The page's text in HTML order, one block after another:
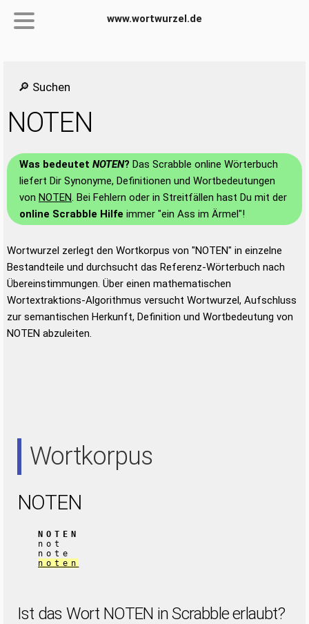
www.wortwurzel.de
🔎 Suchen
NOTEN
Was bedeutet NOTEN? Das Scrabble online Wörterbuch
liefert Dir Synonyme, Definitionen und Wortbedeutungen
von NOTEN. Bei Fehlern oder in Streitfällen hast Du mit der
online Scrabble Hilfe immer "ein Ass im Ärmel"!
Wortwurzel zerlegt den Wortkorpus von "NOTEN" in einzelne
Bestandteile und durchsucht das Referenz-Wörterbuch nach
Übereinstimmungen. Über einen mathematischen
Wortextraktions-Algorithmus versucht Wortwurzel, Aufschluss
zur semantischen Herkunft, Definition und Wortbedeutung von
NOTEN abzuleiten.
Wortkorpus
NOTEN
NOTEN
not
note
noten
Ist das Wort NOTEN in Scrabble erlaubt?